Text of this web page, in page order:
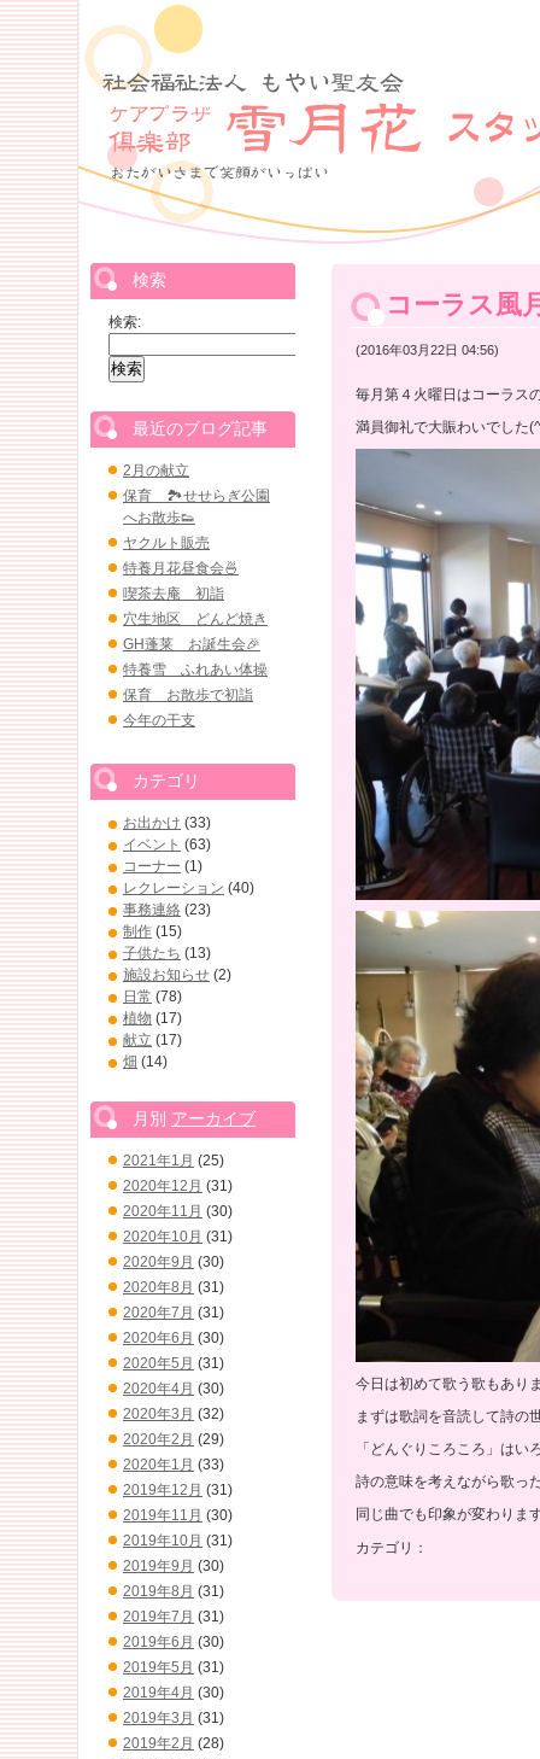
コーラス風
(2016年03月22日 04:56)
毎月第４火曜日はコーラス
満員御礼で大賑わいでした
今日は初めて歌う歌もあり
まずは歌詞を音読して詩の
「どんぐりころころ」は
詩の意味を考えながら歌っ
同じ曲でも印象が変わりま
カテゴリ：
検索
検索:
最近のブログ記事
2月の献立
保育 🏞せせらぎ公園
へお散歩👟
ヤクルト販売
特養月花昼食会🍜
喫茶去庵 初詣
穴生地区 どんど焼き
GH蓬莱 お誕生会🎉
特養雪 ふれあい体操
保育 お散歩で初詣
今年の干支
カテゴリ
お出かけ (33)
イベント (63)
コーナー (1)
レクレーション (40)
事務連絡 (23)
制作 (15)
子供たち (13)
施設お知らせ (2)
日常 (78)
植物 (17)
献立 (17)
畑 (14)
月別 アーカイブ
2021年1月 (25)
2020年12月 (31)
2020年11月 (30)
2020年10月 (31)
2020年9月 (30)
2020年8月 (31)
2020年7月 (31)
2020年6月 (30)
2020年5月 (31)
2020年4月 (30)
2020年3月 (32)
2020年2月 (29)
2020年1月 (33)
2019年12月 (31)
2019年11月 (30)
2019年10月 (31)
2019年9月 (30)
2019年8月 (31)
2019年7月 (31)
2019年6月 (30)
2019年5月 (31)
2019年4月 (30)
2019年3月 (31)
2019年2月 (28)